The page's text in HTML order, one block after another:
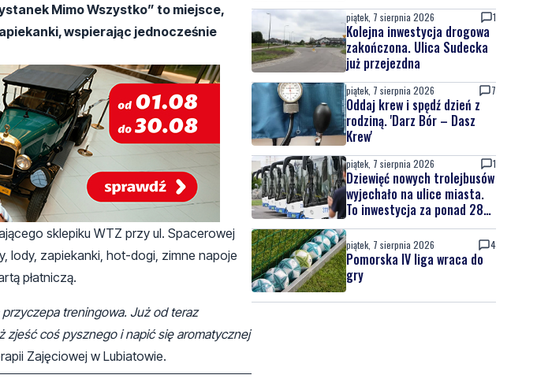
Mimo Wszystko” to miejsce,
wspierając jednocześnie
sklepiku WTZ przy ul. Spacerowej
lody, zapiekanki, hot-dogi, zimne napoje
płatniczą.
treningowa. Już od teraz
zjeść coś pysznego i napić się aromatycznej
Zajęciowej w Lubiatowie.
piątek, 7 sierpnia 2026 1
Kolejna inwestycja drogowa
zakończona. Ulica Sudecka
już przejezdna
piątek, 7 sierpnia 2026 7
Oddaj krew i spędź dzień z
rodziną. 'Darz Bór – Dasz
Krew'
piątek, 7 sierpnia 2026 1
Dziewięć nowych trolejbusów
wyjechało na ulice miasta.
To inwestycja za ponad 28
mln zł
piątek, 7 sierpnia 2026 4
Pomorska IV liga wraca do
gry